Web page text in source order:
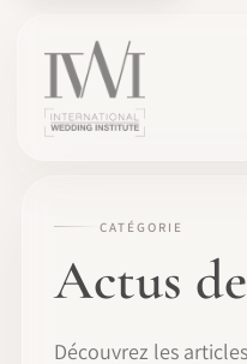
CATÉGORIE
Actus
Découvrez les